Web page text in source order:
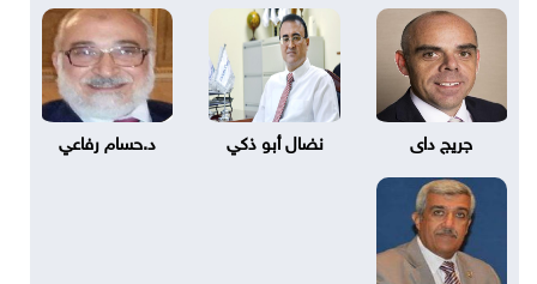
جريج داى نضال أبو ذكي د.حسام رفاعي